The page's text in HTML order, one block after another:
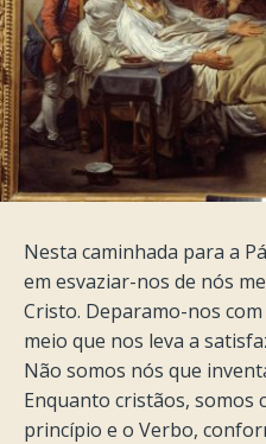
Nesta caminhada para a
em esvaziar-nos de nós
Cristo. Deparamo-nos
meio que nos leva a
Não somos nós que
Enquanto cristãos, somos
princípio e o Verbo,